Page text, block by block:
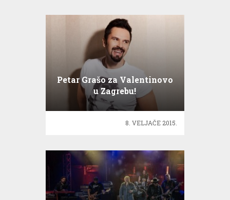
Petar Grašo za Valentinovo
u Zagrebu!
8. VELJAČE 2015.